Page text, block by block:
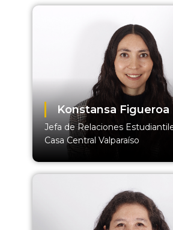
Konstansa Figueroa
Jefa de Relaciones
Casa Central Valparaíso